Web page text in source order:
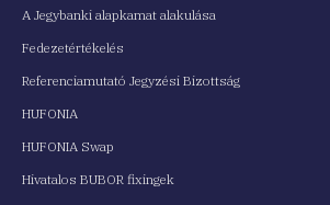
A Jegybanki alapkamat alakulása
Fedezetértékelés
Referenciamutató Jegyzési Bizottság
HUFONIA
HUFONIA Swap
Hivatalos BUBOR fixingek